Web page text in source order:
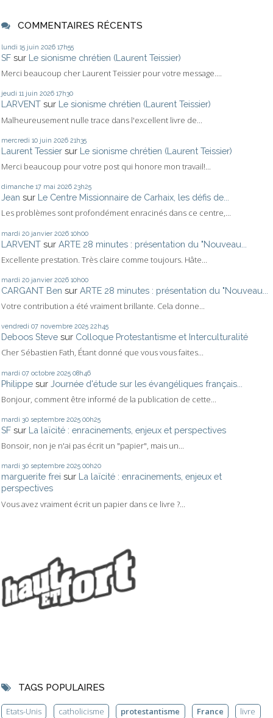
COMMENTAIRES RÉCENTS
lundi 15 juin 2026 17h55
SF sur Le sionisme chrétien (Laurent Teissier)
Merci beaucoup cher Laurent Teissier pour votre message....
jeudi 11 juin 2026 17h30
LARVENT sur Le sionisme chrétien (Laurent Teissier)
Malheureusement nulle trace dans l'excellent livre de...
mercredi 10 juin 2026 21h35
Laurent Tessier sur Le sionisme chrétien (Laurent Teissier)
Merci beaucoup pour votre post qui honore mon travail!...
dimanche 17 mai 2026 23h25
Jean sur Le Centre Missionnaire de Carhaix, les défis de...
Les problèmes sont profondément enracinés dans ce centre,...
mardi 20 janvier 2026 10h00
LARVENT sur ARTE 28 minutes : présentation du "Nouveau...
Excellente prestation. Très claire comme toujours. Hâte...
mardi 20 janvier 2026 10h00
CARGANT Ben sur ARTE 28 minutes : présentation du "Nouveau...
Votre contribution a été vraiment brillante. Cela donne...
vendredi 07 novembre 2025 22h45
Deboos Steve sur Colloque Protestantisme et Interculturalité
Cher Sébastien Fath, Étant donné que vous vous faites...
mardi 07 octobre 2025 08h46
Philippe sur Journée d'étude sur les évangéliques français...
Bonjour, comment être informé de la publication de cette...
mardi 30 septembre 2025 00h25
SF sur La laïcité : enracinements, enjeux et perspectives
Bonsoir, non je n'ai pas écrit un "papier", mais un...
mardi 30 septembre 2025 00h20
marguerite frei sur La laïcité : enracinements, enjeux et
perspectives
Vous avez vraiment écrit un papier dans ce livre ?...
TAGS POPULAIRES
Etats-Unis catholicisme protestantisme France
livre